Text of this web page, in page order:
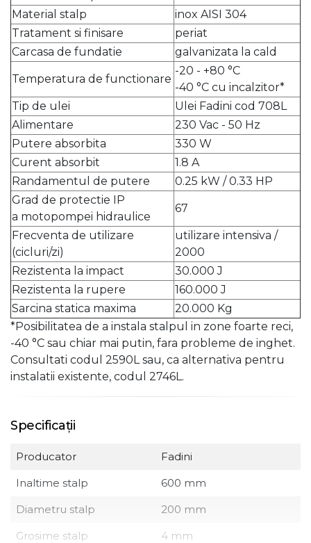
Material stalp
inox AISI 304
Tratament si finisare
periat
Carcasa de fundatie
galvanizata la cald
Temperatura de functionare
-20 - +80 °C
-40 °C cu incalzitor*
Tip de ulei
Ulei Fadini cod 708L
Alimentare
230 Vac - 50 Hz
Putere absorbita
330 W
Curent absorbit
1.8 A
Randamentul de putere
0.25 kW / 0.33 HP
Grad de protectie IP
a motopompei hidraulice
67
Frecventa de utilizare
(cicluri/zi)
utilizare intensiva /
2000
Rezistenta la impact
30.000 J
Rezistenta la rupere
160.000 J
Sarcina statica maxima
20.000 Kg
*Posibilitatea de a instala stalpul in zone foarte reci,
-40 °C sau chiar mai putin, fara probleme de inghet.
Consultati codul 2590L sau, ca alternativa pentru
instalatii existente, codul 2746L.
Specificații
Producator
Fadini
Inaltime stalp
600 mm
Diametru stalp
200 mm
Grosime stalp
4 mm